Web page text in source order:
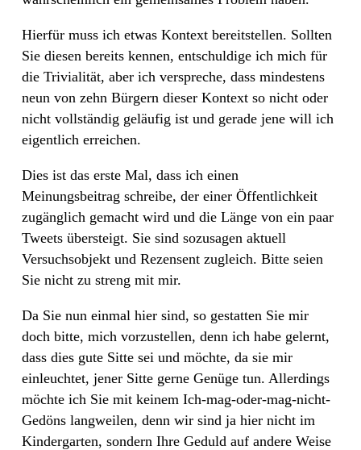
Hierfür muss ich etwas Kontext bereitstellen. Sollten
Sie diesen bereits kennen, entschuldige ich mich für
die Trivialität, aber ich verspreche, dass mindestens
neun von zehn Bürgern dieser Kontext so nicht oder
nicht vollständig geläufig ist und gerade jene will ich
eigentlich erreichen.
Dies ist das erste Mal, dass ich einen
Meinungsbeitrag schreibe, der einer Öffentlichkeit
zugänglich gemacht wird und die Länge von ein paar
Tweets übersteigt. Sie sind sozusagen aktuell
Versuchsobjekt und Rezensent zugleich. Bitte seien
Sie nicht zu streng mit mir.
Da Sie nun einmal hier sind, so gestatten Sie mir
doch bitte, mich vorzustellen, denn ich habe gelernt,
dass dies gute Sitte sei und möchte, da sie mir
einleuchtet, jener Sitte gerne Genüge tun. Allerdings
möchte ich Sie mit keinem Ich-mag-oder-mag-nicht-
Gedöns langweilen, denn wir sind ja hier nicht im
Kindergarten, sondern Ihre Geduld auf andere Weise